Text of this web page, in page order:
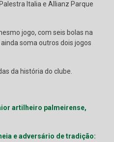
Italia e Allianz Parque
jogo, com seis bolas na
soma outros dois jogos
da história do clube.
artilheiro palmeirense,
e adversário de tradição: